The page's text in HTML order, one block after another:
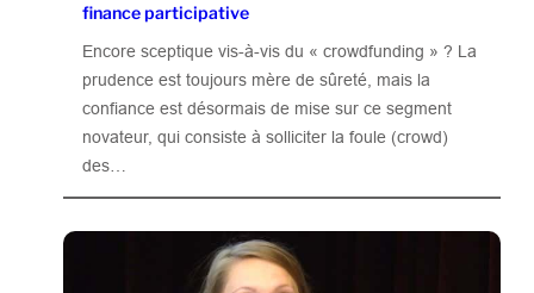
finance participative
Encore sceptique vis-à-vis du « crowdfunding » ? La
prudence est toujours mère de sûreté, mais la
confiance est désormais de mise sur ce segment
novateur, qui consiste à solliciter la foule (crowd)
des…